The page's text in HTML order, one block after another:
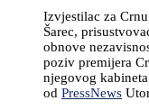
Izvjestilac za
Šarec,
obnove
poziv premijera
njegovog
od PressNews